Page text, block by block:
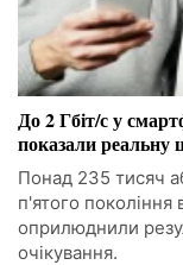
До 2 Гбіт/с у
показали реальну
Понад 235 тисяч
п'ятого
оприлюднили
очікування.